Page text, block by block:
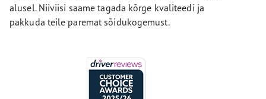
alusel. Niiviisi saame tagada kõrge kvaliteedi ja
pakkuda teile paremat sõidukogemust.